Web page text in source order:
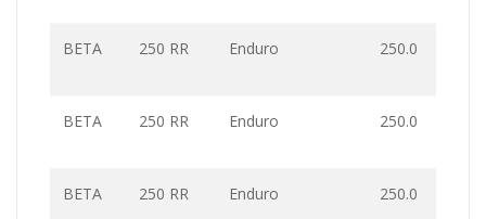
BETA 250 RR Enduro 250.0
BETA 250 RR Enduro 250.0
BETA 250 RR Enduro 250.0